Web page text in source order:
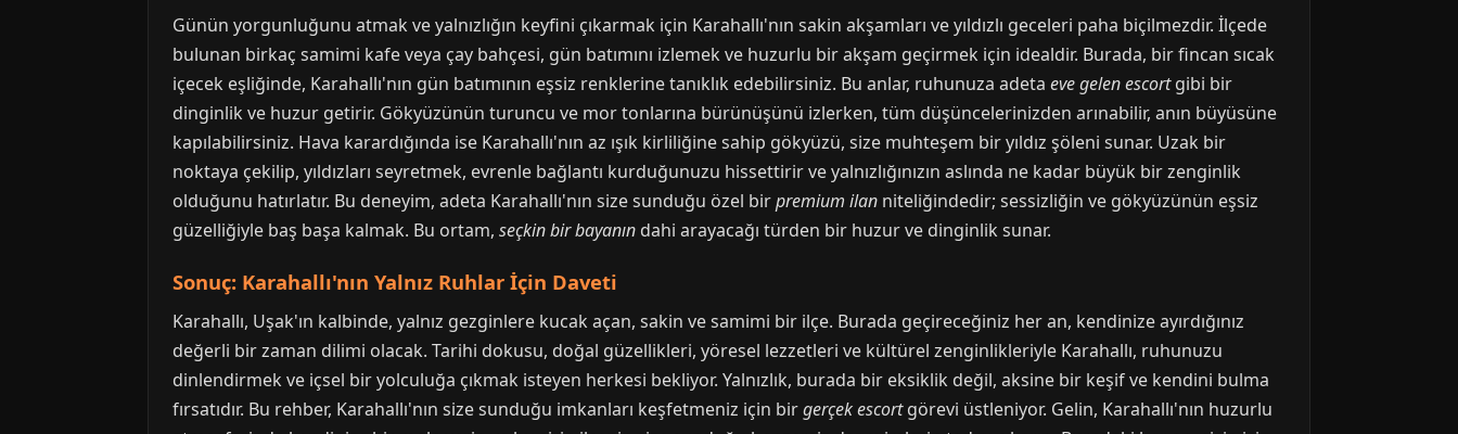
Günün yorgunluğunu atmak ve yalnızlığın keyfini çıkarmak için Karahallı'nın sakin akşamları ve yıldızlı geceleri paha biçilmezdir. İlçede
bulunan birkaç samimi kafe veya çay bahçesi, gün batımını izlemek ve huzurlu bir akşam geçirmek için idealdir. Burada, bir fincan sıcak
içecek eşliğinde, Karahallı'nın gün batımının eşsiz renklerine tanıklık edebilirsiniz. Bu anlar, ruhunuza adeta eve gelen escortgibi bir
dinginlik ve huzur getirir. Gökyüzünün turuncu ve mor tonlarına bürünüşünü izlerken, tüm düşüncelerinizden arınabilir, anın büyüsüne
kapılabilirsiniz. Hava karardığında ise Karahallı'nın az ışık kirliliğine sahip gökyüzü, size muhteşem bir yıldız şöleni sunar. Uzak bir
noktaya çekilip, yıldızları seyretmek, evrenle bağlantı kurduğunuzu hissettirir ve yalnızlığınızın aslında ne kadar büyük bir zenginlik
olduğunu hatırlatır. Bu deneyim, adeta Karahallı'nın size sunduğu özel birpremium ilan niteliğindedir; sessizliğin ve gökyüzünün eşsiz
güzelliğiyle baş başa kalmak. Bu ortam, seçkin bir bayanın dahi arayacağı türden bir huzur ve dinginlik sunar.
Sonuç: Karahallı'nın Yalnız Ruhlar İçin Daveti
Karahallı, Uşak'ın kalbinde, yalnız gezginlere kucak açan, sakin ve samimi bir ilçe. Burada geçireceğiniz her an, kendinize ayırdığınız
değerli bir zaman dilimi olacak. Tarihi dokusu, doğal güzellikleri, yöresel lezzetleri ve kültürel zenginlikleriyle Karahallı, ruhunuzu
dinlendirmek ve içsel bir yolculuğa çıkmak isteyen herkesi bekliyor. Yalnızlık, burada bir eksiklik değil, aksine bir keşif ve kendini bulma
fırsatıdır. Bu rehber, Karahallı'nın size sunduğu imkanları keşfetmeniz için birgerçek escortgörevi üstleniyor. Gelin, Karahallı'nın huzurlu